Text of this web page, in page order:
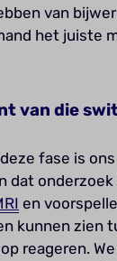
van
het juiste
van die
fase is
dat
en
kunnen zien
reageren.